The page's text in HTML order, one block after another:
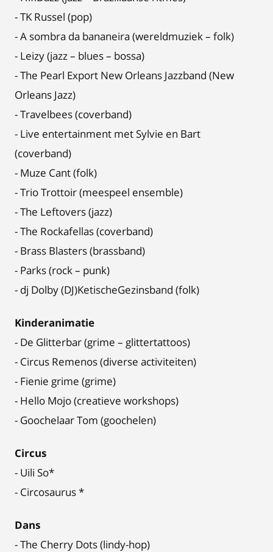
- TK Russel (pop)
- A sombra da bananeira (wereldmuziek – folk)
- Leizy (jazz – blues – bossa)
- The Pearl Export New Orleans Jazzband (New
Orleans Jazz)
- Travelbees (coverband)
- Live entertainment met Sylvie en Bart
(coverband)
- Muze Cant (folk)
- Trio Trottoir (meespeel ensemble)
- The Leftovers (jazz)
- The Rockafellas (coverband)
- Brass Blasters (brassband)
- Parks (rock – punk)
- dj Dolby (DJ)KetischeGezinsband (folk)
Kinderanimatie
- De Glitterbar (grime – glittertattoos)
- Circus Remenos (diverse activiteiten)
- Fienie grime (grime)
- Hello Mojo (creatieve workshops)
- Goochelaar Tom (goochelen)
Circus
- Uili So*
- Circosaurus *
Dans
- The Cherry Dots (lindy-hop)